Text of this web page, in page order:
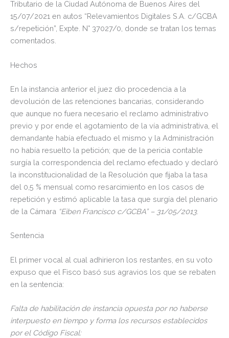
Tributario de la Ciudad Autónoma de Buenos Aires del
15/07/2021 en autos “Relevamientos Digitales S.A. c/GCBA
s/repetición”, Expte. N° 37027/0, donde se tratan los temas
comentados.
Hechos
En la instancia anterior el juez dio procedencia a la
devolución de las retenciones bancarias, considerando
que aunque no fuera necesario el reclamo administrativo
previo y por ende el agotamiento de la vía administrativa, el
demandante había efectuado el mismo y la Administración
no había resuelto la petición; que de la pericia contable
surgía la correspondencia del reclamo efectuado y declaró
la inconstitucionalidad de la Resolución que fijaba la tasa
del 0,5 % mensual como resarcimiento en los casos de
repetición y estimó aplicable la tasa que surgía del plenario
de la Cámara “Eiben Francisco c/GCBA” – 31/05/2013.
Sentencia
El primer vocal al cual adhirieron los restantes, en su voto
expuso que el Fisco basó sus agravios los que se rebaten
en la sentencia:
Falta de habilitación de instancia opuesta por no haberse
interpuesto en tiempo y forma los recursos establecidos
por el Código Fiscal: